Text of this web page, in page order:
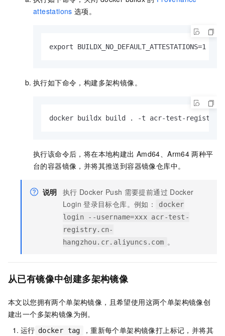
attestations 选项。
export BUILDX_NO_DEFAULT_ATTESTATIONS=1
执行如下命令，构建多架构镜像。
docker buildx build . -t acr-test-
执行该命令后，将在本地构建出 Amd64、Arm64 两种平
台的容器镜像，并将其推送到容器镜像仓库中。
说明 执行 Docker Push 需要提前通过 Docker
Login 登录目标仓库。例如：
docker
login --username=xxx acr-test-
registry.cn-
hangzhou.cr.aliyuncs.com 。
从已有镜像中创建多架构镜像
本文以您拥有两个单架构镜像，且希望使用这两个单架构镜像创
建出一个多架构镜像为例。
运行 docker tag
，重新每个单架构镜像打上标记，并将其